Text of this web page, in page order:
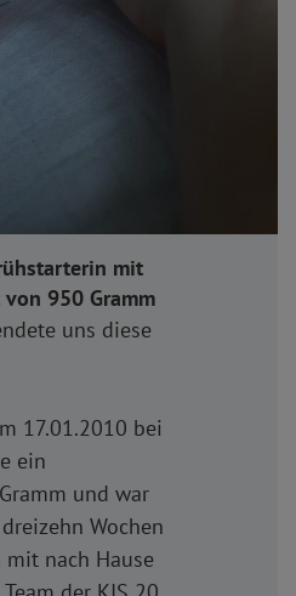
mit
950 Gramm
uns diese
17.01.2010 bei
ein
und war
Wochen
nach Hause